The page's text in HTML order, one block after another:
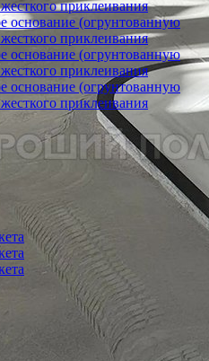
(огрунтованную
приклеивания